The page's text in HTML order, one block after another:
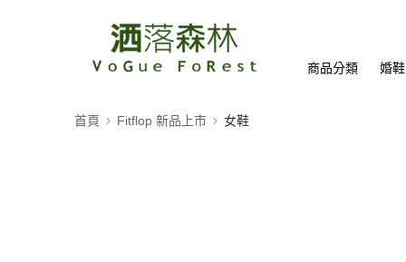
商品分類 婚
首頁 Fitflop 新品上市 女鞋